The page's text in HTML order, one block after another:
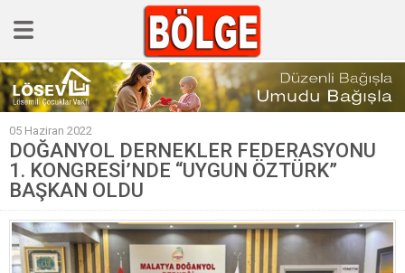
GÜNCEL
POLİTİKA
Polis & Adliye
SPOR
EKONOMİ
YAZARLAR
05 Haziran 2022
DOĞANYOL DERNEKLER FEDERASYONU
1. KONGRESİ’NDE “UYGUN ÖZTÜRK”
BAŞKAN OLDU